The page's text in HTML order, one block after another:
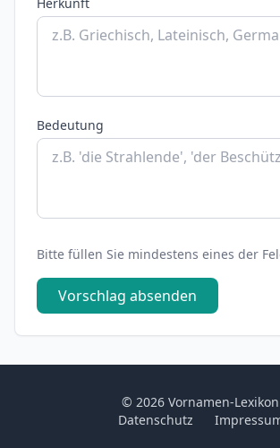
Bedeutung
Bitte füllen Sie mindestens eines der
Vorschlag absenden
© 2026 Vornamen-Lexikon
Datenschutz